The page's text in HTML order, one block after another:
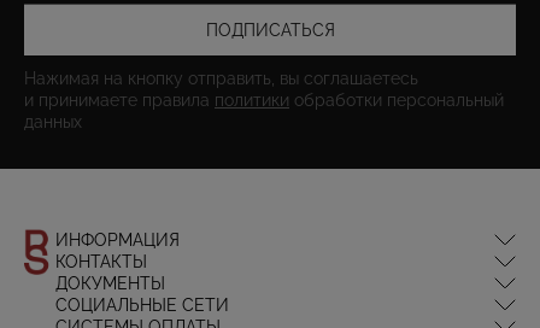
ПОДПИСАТЬСЯ
Нажимая на кнопку отправить, вы соглашаетесь
и принимаете правила политики обработки персональный
данных
ИНФОРМАЦИЯ
Оплата и доставка
Обмен и возврат
КОНТАКТЫ
info@redseptemberdesign.com
ДОКУМЕНТЫ
СОЦИАЛЬНЫЕ СЕТИ